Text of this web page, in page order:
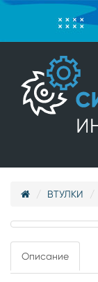
ВТУЛКИ
Описание